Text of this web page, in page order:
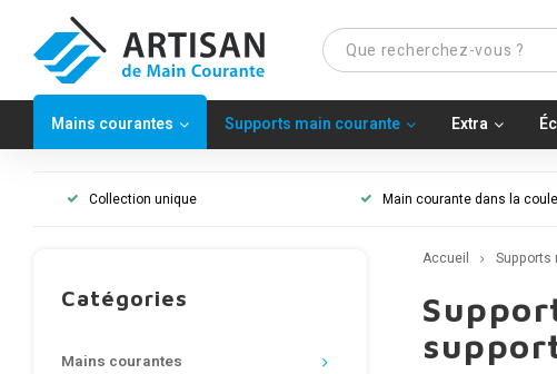
Mains courantes Supports main courante Extra
Collection unique Main courante dans la
Catégories
Mains courantes
Accueil Supports